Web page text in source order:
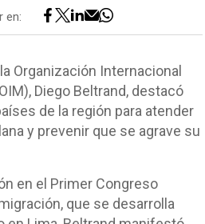
en:
Organización Internacional
Diego Beltrand, destacó
de la región para atender
y prevenir que se agrave su
en el Primer Congreso
que se desarrolla